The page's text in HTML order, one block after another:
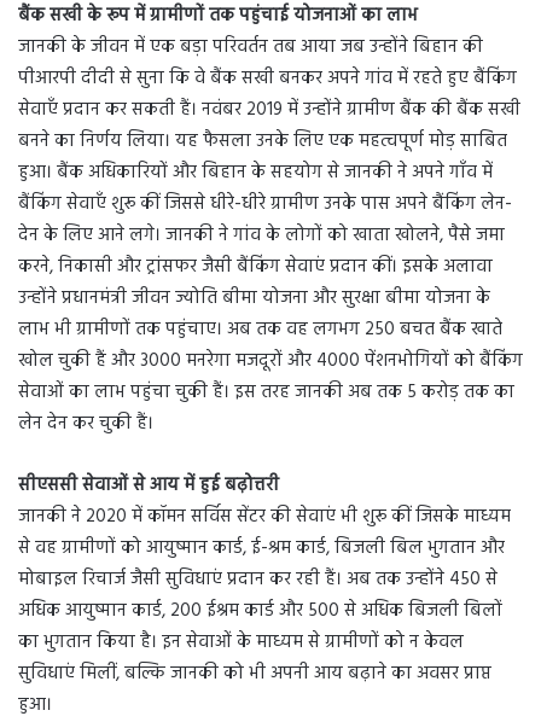
बैंक सखी के रूप में ग्रामीणों तक पहुंचाई योजनाओं का लाभ
जानकी के जीवन में एक बड़ा परिवर्तन तब आया जब उन्होंने बिहान की
पीआरपी दीदी से सुना कि वे बैंक सखी बनकर अपने गांव में रहते हुए बैंकिंग
सेवाएँ प्रदान कर सकती हैं। नवंबर 2019 में उन्होंने ग्रामीण बैंक की बैंक सखी
बनने का निर्णय लिया। यह फैसला उनके लिए एक महत्वपूर्ण मोड़ साबित
हुआ। बैंक अधिकारियों और बिहान के सहयोग से जानकी ने अपने गाँव में
बैंकिंग सेवाएँ शुरू कीं जिससे धीरे-धीरे ग्रामीण उनके पास अपने बैंकिंग लेन-
देन के लिए आने लगे। जानकी ने गांव के लोगों को खाता खोलने, पैसे जमा
करने, निकासी और ट्रांसफर जैसी बैंकिंग सेवाएं प्रदान कीं। इसके अलावा
उन्होंने प्रधानमंत्री जीवन ज्योति बीमा योजना और सुरक्षा बीमा योजना के
लाभ भी ग्रामीणों तक पहुंचाए। अब तक वह लगभग 250 बचत बैंक खाते
खोल चुकी हैं और 3000 मनरेगा मजदूरों और 4000 पेंशनभोगियों को बैंकिंग
सेवाओं का लाभ पहुंचा चुकी हैं। इस तरह जानकी अब तक 5 करोड़ तक का
लेन देन कर चुकी हैं।
सीएससी सेवाओं से आय में हुई बढ़ोत्तरी
जानकी ने 2020 में कॉमन सर्विस सेंटर की सेवाएं भी शुरू कीं जिसके माध्यम
से वह ग्रामीणों को आयुष्मान कार्ड, ई-श्रम कार्ड, बिजली बिल भुगतान और
मोबाइल रिचार्ज जैसी सुविधाएं प्रदान कर रही हैं। अब तक उन्होंने 450 से
अधिक आयुष्मान कार्ड, 200 ईश्रम कार्ड और 500 से अधिक बिजली बिलों
का भुगतान किया है। इन सेवाओं के माध्यम से ग्रामीणों को न केवल
सुविधाएं मिलीं, बल्कि जानकी को भी अपनी आय बढ़ाने का अवसर प्राप्त
हुआ।